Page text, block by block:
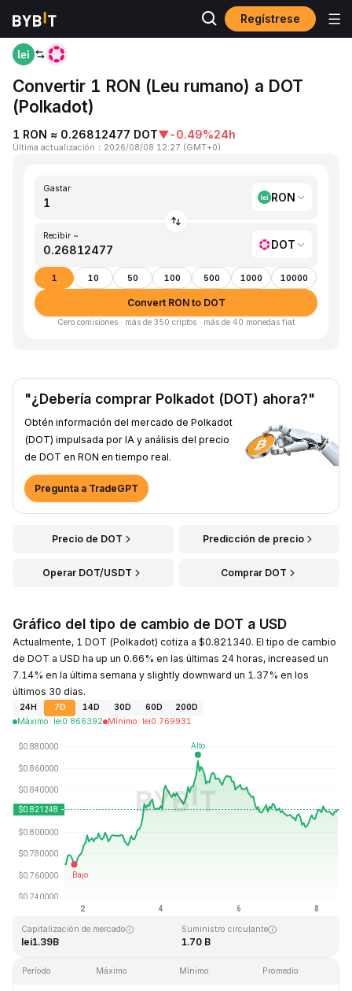
Regístrese
Inicio RON to DOT
Convertir 1 RON (Leu rumano) a DOT
(Polkadot)
1 RON ≈ 0.26812477 DOT▼-0.49%24h
Última actualización ： 2026/08/08 12:27 (GMT+0)
Gastar
RON
Recibir ~
DOT
1 10 50 100 500 1000 10000
Convert RON to DOT
Cero comisiones · más de 350 criptos · más de 40 monedas fiat
"¿Debería comprar Polkadot (DOT) ahora?"
Obtén información del mercado de Polkadot
(DOT) impulsada por IA y análisis del precio
de DOT en RON en tiempo real.
Pregunta a TradeGPT
Precio de DOT Predicción de precio
Operar DOT/USDT Comprar DOT
Gráfico del tipo de cambio de DOT a USD
Actualmente, 1 DOT (Polkadot) cotiza a $0.821340. El tipo de cambio
de DOT a USD ha up un 0.66% en las últimas 24 horas, increased un
7.14% en la última semana y slightly downward un 1.37% en los
últimos 30 días.
24H 7D 14D 30D 60D
200D
Máximo: lei0.866392 Mínimo: lei0.769931
Última actualización: 2026-08-08, 12:27 GMT+0
Máximo histórico
lei0.746764
Capitalización de mercado
lei1.39B
Suministro circulante
1.70 B
Período Máximo Mínimo Promedio